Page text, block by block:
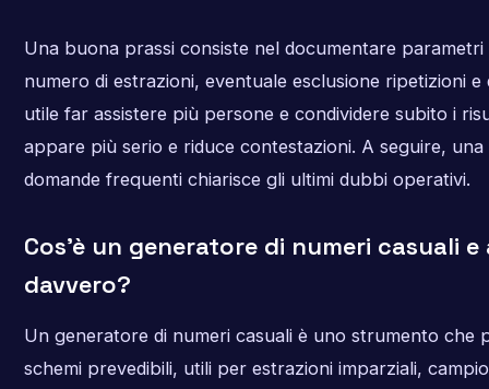
Una buona prassi consiste nel documentare
numero di estrazioni, eventuale esclusione ripetizioni
utile far assistere più persone e condividere subito i
appare più serio e riduce contestazioni. A seguire,
domande frequenti chiarisce gli ultimi dubbi operativi.
Cos’è un generatore di numeri casuali e
davvero?
Un generatore di numeri casuali è uno strumento che
schemi prevedibili, utili per estrazioni imparziali,